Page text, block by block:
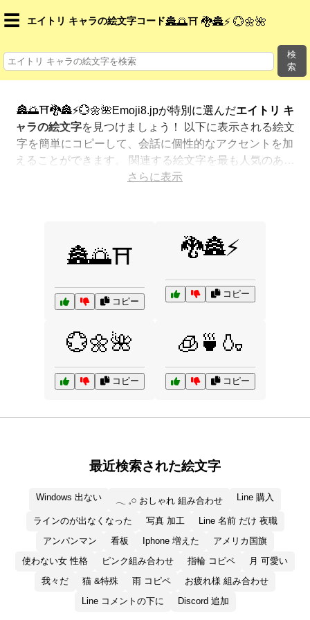
☰ エイトリ キャラの絵文字コード 🏯🌅⛩️ 🐉🏯⚡ 💮🌼🌺
検
索
🏯🌅⛩️🐉🏯⚡💮🌼🌺Emoji8.jpが特別に選んだエイトリ キ
ャラの絵文字を見つけましょう！ 以下に表示される絵文
字を簡単にコピーして、会話に個性的なアクセントを加
えることができます。 関連する絵文字を最も人気のある
順に表示しました。さらに多くのオプションが欲しいで
さらに表示
🏯🌅⛩️
コピー
🐉🏯⚡
コピー
💮🌼🌺
コピー
🧊🍵🍶
コピー
最近検索された絵文字
Windows 出ない 𓂃 𓈒𓏸 おしゃれ 組み合わせ Line 購入
ラインのが出なくなった 写真 加工
Line 名前 だけ 夜職
アンパンマン
看板 Iphone 増えた
アメリカ国旗
使わない女 性格
ピンク組み合わせ 指輪 コピペ
月 可愛い
我々だ
猫 &特殊 雨 コピペ
お疲れ様 組み合わせ
Line コメントの下に
Discord 追加